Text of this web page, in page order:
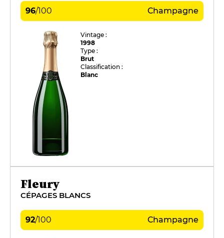
96/100 Champagne
Vintage :
1998
Type :
Brut
Classification :
Blanc
Fleury
CÉPAGES BLANCS
92/100 Champagne